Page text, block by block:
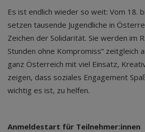
Es ist endlich wieder so weit: Vom 18.
setzen tausende Jugendliche in
Zeichen der Solidarität. Sie werden im
Stunden ohne Kompromiss“ zeitgleich
ganz Österreich mit viel Einsatz,
zeigen, dass soziales Engagement
wichtig es ist, zu helfen.
Anmeldestart für Teilnehmer:innen